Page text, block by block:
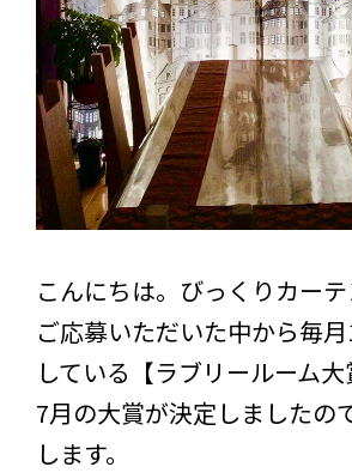
こんにちは。びっくりカーテ
ご応募いただいた中から毎
している【ラブリールーム大
7月の大賞が決定しましたの
します。